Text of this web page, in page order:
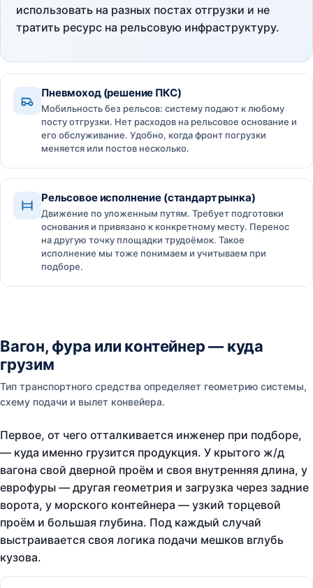
использовать на разных постах отгрузки и не
тратить ресурс на рельсовую инфраструктуру.
Пневмоход (решение ПКС)
Мобильность без рельсов: систему подают к любому
посту отгрузки. Нет расходов на рельсовое основание и
его обслуживание. Удобно, когда фронт погрузки
меняется или постов несколько.
Рельсовое исполнение (стандарт рынка)
Движение по уложенным путям. Требует подготовки
основания и привязано к конкретному месту. Перенос
на другую точку площадки трудоёмок. Такое
исполнение мы тоже понимаем и учитываем при
подборе.
Вагон, фура или контейнер — куда
грузим
Тип транспортного средства определяет геометрию системы,
схему подачи и вылет конвейера.
Первое, от чего отталкивается инженер при подборе,
— куда именно грузится продукция. У крытого ж/д
вагона свой дверной проём и своя внутренняя длина, у
еврофуры — другая геометрия и загрузка через задние
ворота, у морского контейнера — узкий торцевой
проём и большая глубина. Под каждый случай
выстраивается своя логика подачи мешков вглубь
кузова.